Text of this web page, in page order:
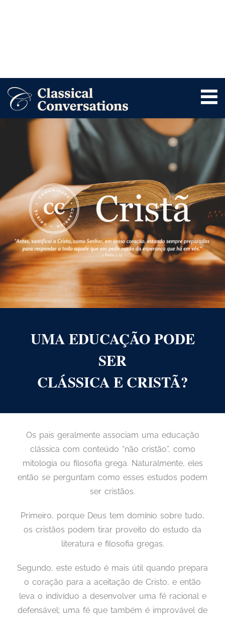
UMA EDUCAÇÃO PODE
SER
CLÁSSICA E CRISTÃ?
Os pais geralmente associam uma educação
clássica com conteúdo “não cristão”, como
mitologia ou filosofia grega. Naturalmente, eles
então se perguntam como esses estudos podem
ser cristãos.
Primeiro, porque Deus tem domínio sobre tudo,
os cristãos podem tirar proveito do estudo da
literatura e filosofia gregas.
Segundo, este estudo é mais útil quando prepara
o coração para a aceitação de Cristo, e então
leva o indivíduo a desenvolver uma fé racional e
defensável; uma fé que também é improvável de